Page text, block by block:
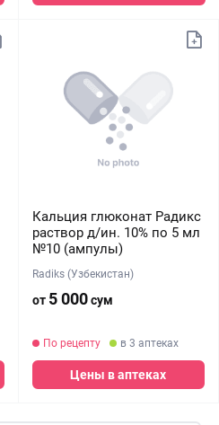
Кальция глюконат Радикс
раствор д/ин. 10% по 5 мл
№10 (ампулы)
Radiks (Узбекистан)
от 5 000сум
По рецепту в 3 аптеках
Цены в аптеках